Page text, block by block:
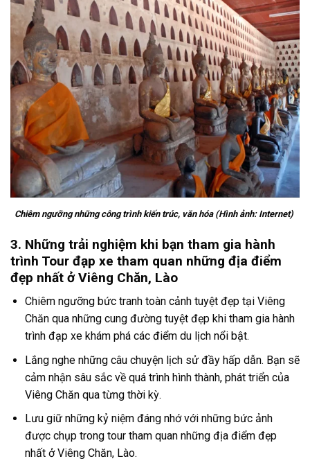
Chiêm ngưỡng những công trình kiến trúc, văn hóa (Hình ảnh: Internet)
3. Những trải nghiệm khi bạn tham gia hành
trình Tour đạp xe tham quan những địa điểm
đẹp nhất ở Viêng Chăn, Lào
Chiêm ngưỡng bức tranh toàn cảnh tuyệt đẹp tại Viêng
Chănqua những cung đường tuyệt đẹp khi tham gia hành
trìnhđạp xe khám phá các điểm du lịch nổi bật.
Lắng nghe những câu chuyện lịch sử đầy hấp dẫn. Bạn sẽ
cảm nhận sâu sắc về quá trình hình thành, phát triển của
Viêng Chăn qua từng thời kỳ.
Lưu giữ những kỷ niệm đáng nhớ với những bức ảnh
được chụp trong tour tham quan những địa điểm đẹp
nhất ở Viêng Chăn, Lào.